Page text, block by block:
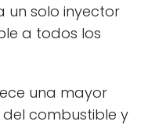
un solo inyector
a todos los
una mayor
combustible y